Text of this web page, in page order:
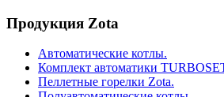
Продукция Zota
Автоматические котлы.
Комплект автоматики
Пеллетные горелки Zota.